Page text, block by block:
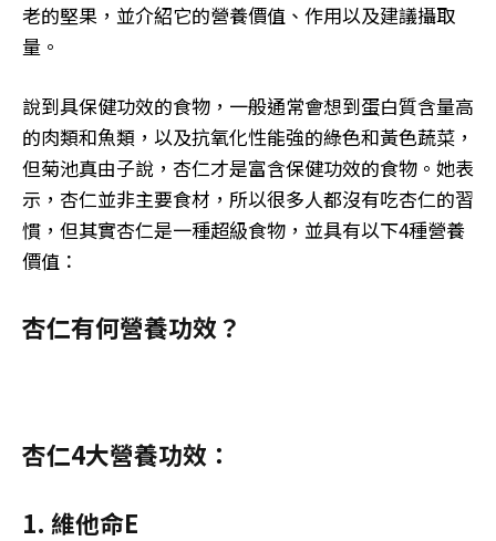
老的堅果，並介紹它的營養價值、作用以及建議攝取
量。
說到具保健功效的食物，一般通常會想到蛋白質含量高
的肉類和魚類，以及抗氧化性能強的綠色和黃色蔬菜，
但菊池真由子說，杏仁才是富含保健功效的食物。她表
示，杏仁並非主要食材，所以很多人都沒有吃杏仁的習
慣，但其實杏仁是一種超級食物，並具有以下4種營養
價值：
杏仁有何營養功效？
杏仁4大營養功效：
1. 維他命E